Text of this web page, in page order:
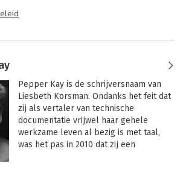
Pepper Kay is de schrijversnaam van
Liesbeth Korsman. Ondanks het feit dat
zij als vertaler van technische
documentatie vrijwel haar gehele
werkzame leven al bezig is met taal,
was het pas in 2010 dat zij een